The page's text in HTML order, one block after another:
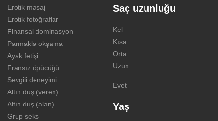
Erotik masaj
Erotik fotoğraflar
Finansal dominasyon
Parmakla okşama
Ayak fetişi
Fransız öpücüğü
Sevgili deneyimi
Altın duş (veren)
Altın duş (alan)
Grup seks
Saç uzunluğu
Kel
Kısa
Orta
Uzun
Evet
Yaş